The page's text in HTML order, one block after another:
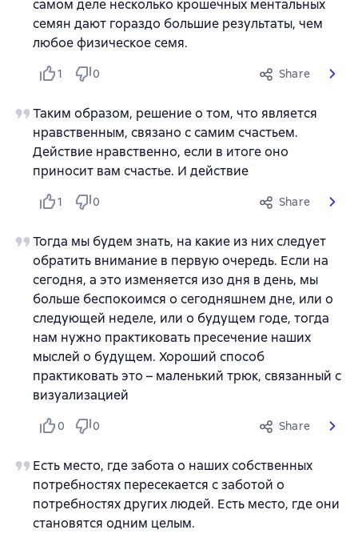
самом деле несколько крошечных ментальных
семян дают гораздо большие результаты, чем
любое физическое семя.
1 0 Share
Таким образом, решение о том, что является
нравственным, связано с самим счастьем.
Действие нравственно, если в итоге оно
приносит вам счастье. И действие
1 0 Share
Тогда мы будем знать, на какие из них следует
обратить внимание в первую очередь. Если на
сегодня, а это изменяется изо дня в день, мы
больше беспокоимся о сегодняшнем дне, или о
следующей неделе, или о будущем годе, тогда
нам нужно практиковать пресечение наших
мыслей о будущем. Хороший способ
практиковать это – маленький трюк, связанный с
визуализацией
0 0 Share
Есть место, где забота о наших собственных
потребностях пересекается с заботой о
потребностях других людей. Есть место, где они
становятся одним целым.